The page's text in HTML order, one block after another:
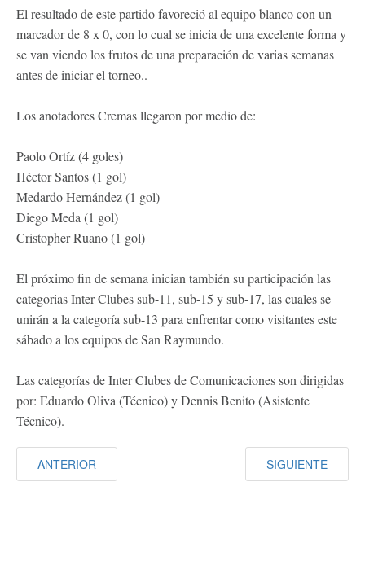
El resultado de este partido favoreció al equipo blanco con un
marcador de 8 x 0, con lo cual se inicia de una excelente forma y
se van viendo los frutos de una preparación de varias semanas
antes de iniciar el torneo..
Los anotadores Cremas llegaron por medio de:
Paolo Ortíz (4 goles)
Héctor Santos (1 gol)
Medardo Hernández (1 gol)
Diego Meda (1 gol)
Cristopher Ruano (1 gol)
El próximo fin de semana inician también su participación las
categorias Inter Clubes sub-11, sub-15 y sub-17, las cuales se
unirán a la categoría sub-13 para enfrentar como visitantes este
sábado a los equipos de San Raymundo.
Las categorías de Inter Clubes de Comunicaciones son dirigidas
por: Eduardo Oliva (Técnico) y Dennis Benito (Asistente
Técnico).
ANTERIOR SIGUIENTE